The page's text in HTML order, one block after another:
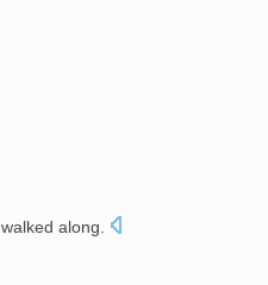
walked along.